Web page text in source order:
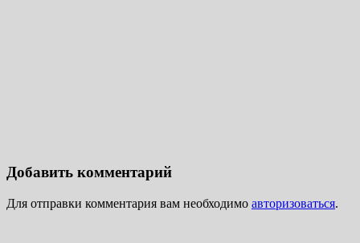
Добавить комментарий
Для отправки комментария вам необходимо авторизоваться.